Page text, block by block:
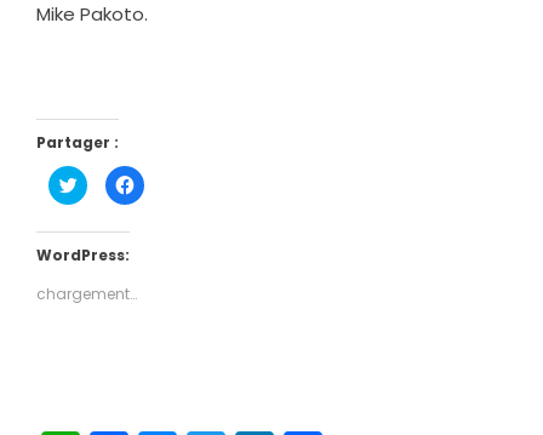
Mike Pakoto.
Partager :
Cliquez
pour
partager
Twitter(ouvre
dans
fenêtre)
Cliquez
pour
fenêtre)
WordPress:
chargement…